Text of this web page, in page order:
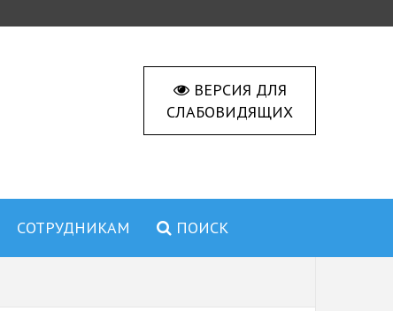
ВЕРСИЯ ДЛЯ
СЛАБОВИДЯЩИХ
СОТРУДНИКАМ ПОИСК